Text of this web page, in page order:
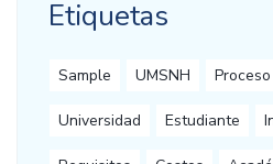
Etiquetas
Sample UMSNH
Universidad Estudiante